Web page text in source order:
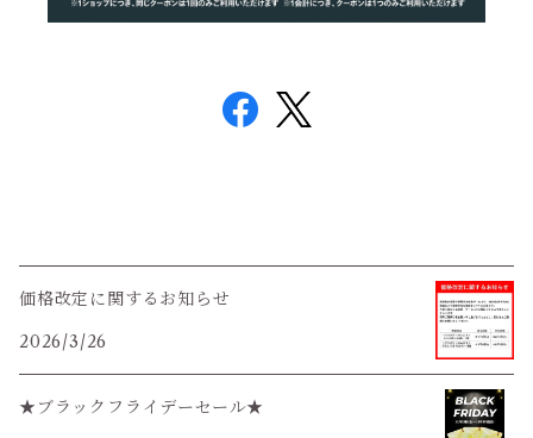
価格改定に関するお知らせ
2026/3/26
★ブラックフライデーセール★